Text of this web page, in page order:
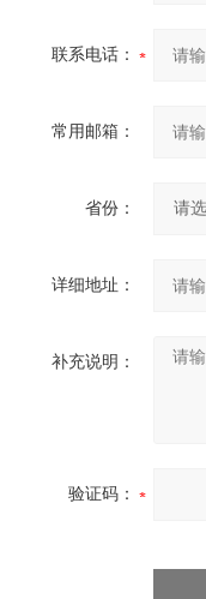
联系电话：
常用邮箱：
省份：
详细地址：
补充说明：
验证码：